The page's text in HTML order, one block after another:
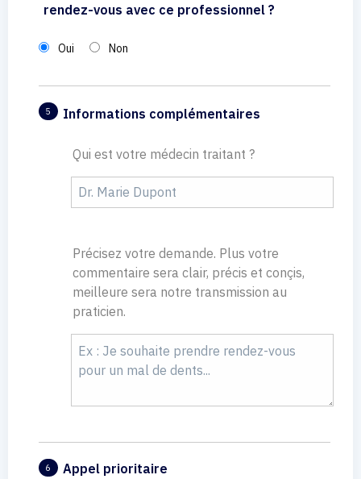
rendez-vous avec ce professionnel ?
Oui Non
5 Informations complémentaires
Qui est votre médecin traitant ?
Précisez votre demande. Plus votre
commentaire sera clair, précis et conçis,
meilleure sera notre transmission au
praticien.
6 Appel prioritaire